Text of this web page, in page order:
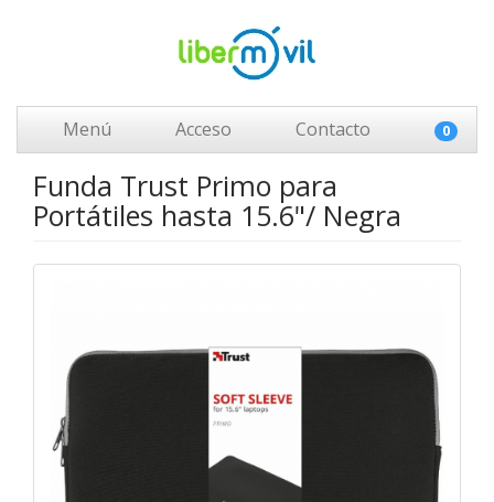
Menú Acceso Contacto 0
Funda Trust Primo para
Portátiles hasta 15.6"/ Negra